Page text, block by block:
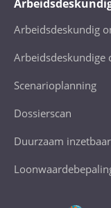
Arbeidsdeskundig
Arbeidsdeskundige
Scenarioplanning
Dossierscan
Duurzaam